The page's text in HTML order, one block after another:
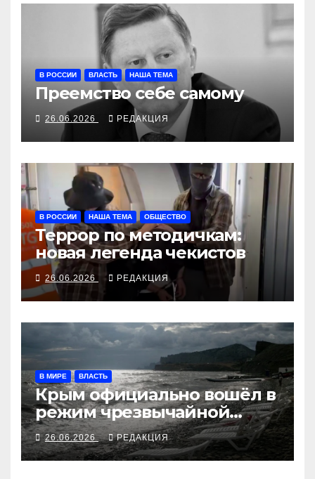
В РОССИИ ВЛАСТЬ НАША ТЕМА
Преемство себе самому
26.06.2026 РЕДАКЦИЯ
В РОССИИ НАША ТЕМА ОБЩЕСТВО
Террор по методичкам:
новая легенда чекистов
26.06.2026 РЕДАКЦИЯ
В МИРЕ ВЛАСТЬ
Крым официально вошёл в
режим чрезвычайной
ситуации
26.06.2026 РЕДАКЦИЯ